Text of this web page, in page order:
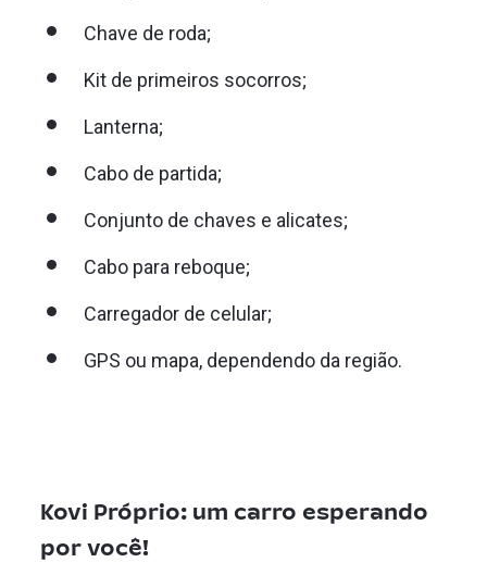
Chave de roda;
Kit de primeiros socorros;
Lanterna;
Cabo de partida;
Conjunto de chaves e alicates;
Cabo para reboque;
Carregador de celular;
GPS ou mapa, dependendo da região.
Kovi Próprio: um carro esperando
por você!